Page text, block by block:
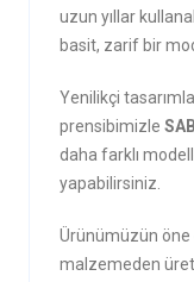
uzun yıllar
basit, zarif bir
Yenilikçi
prensibimizle
daha farklı
yapabilirsiniz.
Ürünümüzün öne
malzemeden